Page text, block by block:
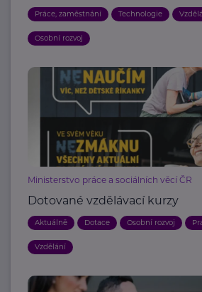
Práce, zaměstnání Technologie
Osobní rozvoj
Ministerstvo práce a sociálních věcí ČR
Dotované vzdělávací kurzy
Aktuálně Dotace Osobní rozvoj
Vzdělání